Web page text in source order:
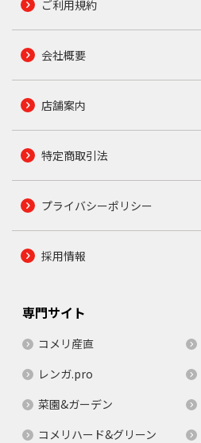
ご利用規約
会社概要
店舗案内
特定商取引法
プライバシーポリシー
採用情報
専門サイト
コメリ産直
レンガ.pro
菜園&ガーデン
コメリハード&グリーン